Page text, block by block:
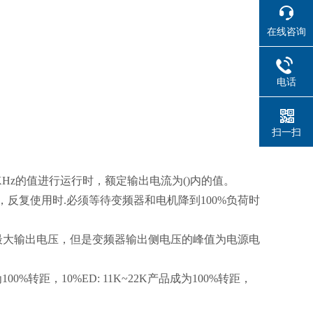
的值进行运行时，额定输出电流为()内的值。
复使用时.必须等待变频器和电机降到100%负荷时
输出电压，但是变频器输出侧电压的峰值为电源电
转距，10%ED: 11K~22K产品成为100%转距，
在线咨询
电话
扫一扫